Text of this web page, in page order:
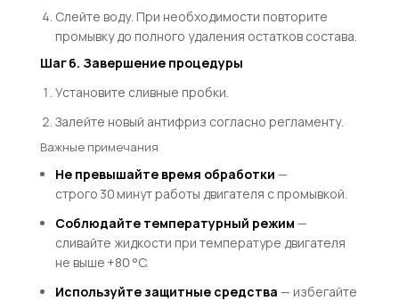
Слейте воду. При необходимости повторите
промывку до полного удаления остатков состава.
Шаг 6. Завершение процедуры
Установите сливные пробки.
Залейте новый антифриз согласно регламенту.
Важные примечания
Не превышайте время обработки —
строго 30 минут работы двигателя с промывкой.
Соблюдайте температурный режим —
сливайте жидкости при температуре двигателя
не выше +80 °C.
Используйте защитные средства — избегайте